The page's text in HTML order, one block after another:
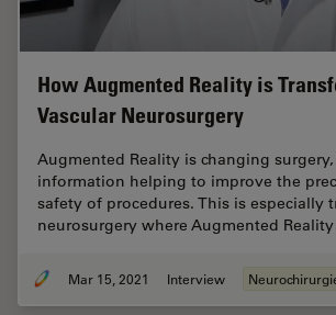
How Augmented Reality is
Vascular Neurosurgery
Augmented Reality is changing
information helping to improve the
safety of procedures. This is especially
neurosurgery where Augmented
Mar 15, 2021 Interview